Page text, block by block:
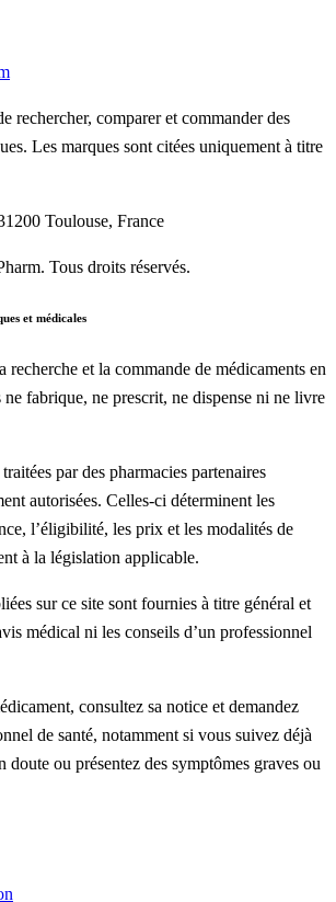
rechercher, comparer et commander des
Les marques sont citées uniquement à titre
Toulouse, France
Tous droits réservés.
et médicales
recherche et la commande de médicaments en
fabrique, ne prescrit, ne dispense ni ne livre
par des pharmacies partenaires
autorisées. Celles-ci déterminent les
l’éligibilité, les prix et les modalités de
à la législation applicable.
sur ce site sont fournies à titre général et
médical ni les conseils d’un professionnel
consultez sa notice et demandez
de santé, notamment si vous suivez déjà
doute ou présentez des symptômes graves ou